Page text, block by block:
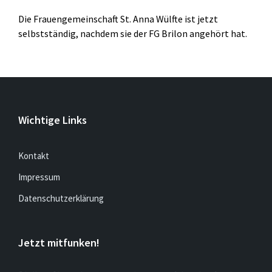
Die Frauengemeinschaft St. Anna Wülfte ist jetzt
selbstständig, nachdem sie der FG Brilon angehört hat.
Wichtige Links
Kontakt
Impressum
Datenschutzerklärung
Jetzt mitfunken!